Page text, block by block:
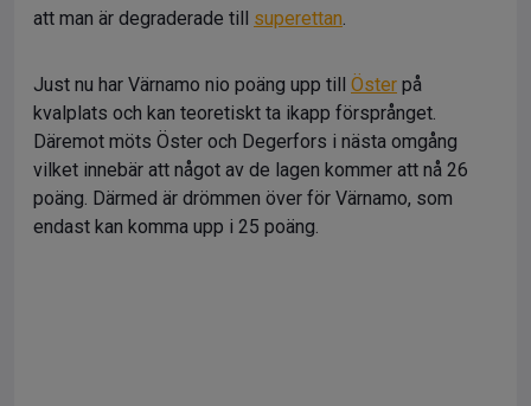
att man är degraderade till superettan.
Just nu har Värnamo nio poäng upp till Öster på
kvalplats och kan teoretiskt ta ikapp försprånget.
Däremot möts Öster och Degerfors i nästa omgång
vilket innebär att något av de lagen kommer att nå 26
poäng. Därmed är drömmen över för Värnamo, som
endast kan komma upp i 25 poäng.